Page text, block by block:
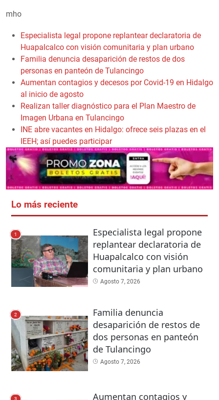
mho
Especialista legal propone replantear declaratoria de
Huapalcalco con visión comunitaria y plan urbano
Familia denuncia desaparición de restos de dos
personas en panteón de Tulancingo
Aumentan contagios y decesos por Covid-19 en Hidalgo
al inicio de agosto
Realizan taller diagnóstico para el Plan Maestro de
Imagen Urbana en Tulancingo
INE abre vacantes en Hidalgo: ofrece seis plazas en el
IEEH; así puedes participar
Lo más reciente
1
Especialista legal propone
replantear declaratoria de
Huapalcalco con visión
comunitaria y plan urbano
Agosto 7, 2026
2
Familia denuncia
desaparición de restos de
dos personas en panteón
de Tulancingo
Agosto 7, 2026
3
Aumentan contagios y